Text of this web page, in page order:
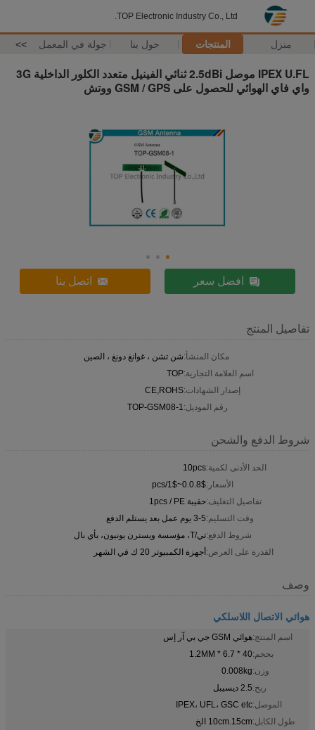
TOP Electronic Industry Co., Ltd.
منزل المنتجات حول بنا جولة في المعمل >>
IPEX U.FL موصل 2.5dBi ثنائي الفينيل متعدد الكلور الداخلية 3G
واي فاي الهوائي للحصول على GSM / GPS ووتش
افضل سعر اتصل بنا
تفاصيل المنتج
مكان المنشأ:شن تشن ، غوانغ دونغ ، الصين
اسم العلامة التجارية:TOP
إصدار الشهادات:CE,ROHS
رقم الموديل:TOP-GSM08-1
شروط الدفع والشحن
الحد الأدنى لكمية:10pcs
الأسعار:0.0.8$~1$/pcs
تفاصيل التغليف:حقيبة 1pcs / PE
وقت التسليم:3-5 يوم عمل بعد يستلم الدفع
شروط الدفع:تي/T، مؤسسة ويسترن يونيون، بأي بال
القدرة على العرض:أجهزة الكمبيوتر 20 ك في الشهر
وصف
هوائي الاتصال اللاسلكي
اسم المنتج:هوائي GSM جي بي آر إس
بحجم:40 * 6.7 * 1.2MM
وزن:0.008kg
ربح:2.5 ديسيبل
الموصل:IPEX، UFL، GSC etc
طول الكابل:10cm.15cm الخ